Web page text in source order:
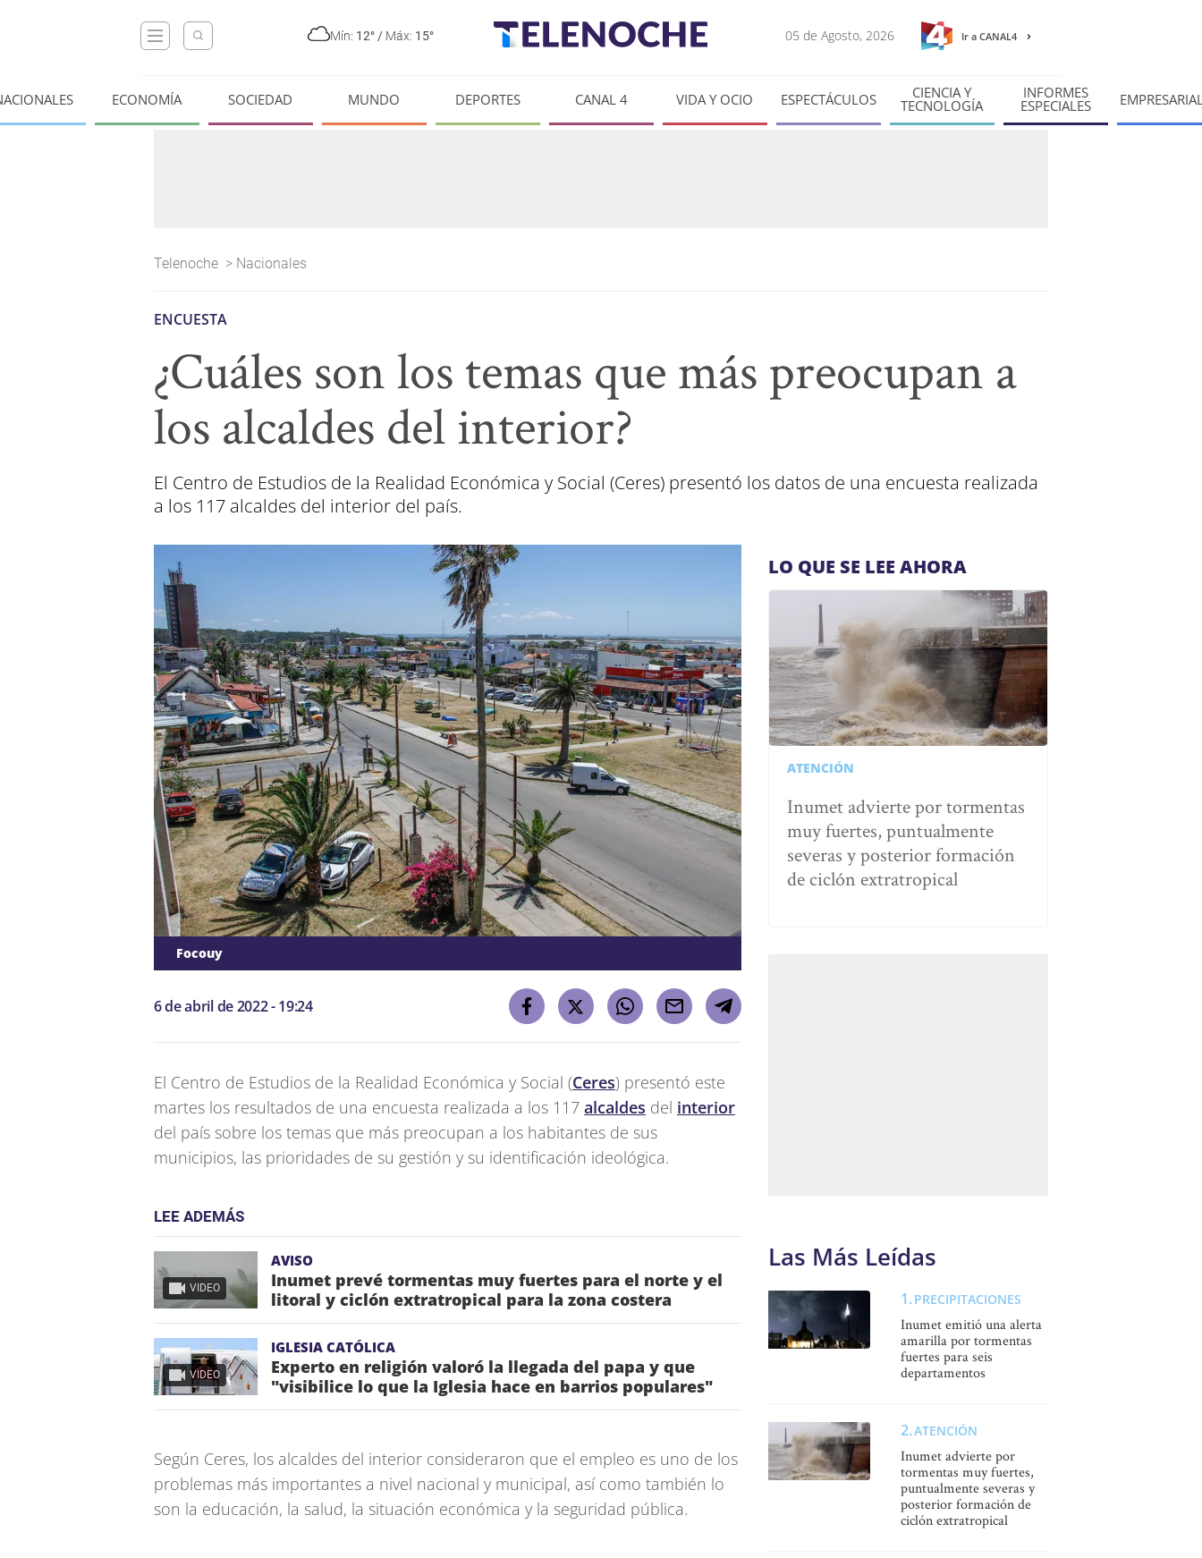
Mín: 12° / Máx: 15° 05 de Agosto, 2026 Ir a CANAL4
ECONOMÍA SOCIEDAD MUNDO DEPORTES CANAL 4 VIDA Y OCIO ESPECTÁCULOS CIENCIA Y
TECNOLOGÍA
INFORMES
ESPECIALES
Telenoche > Nacionales
ENCUESTA
¿Cuáles son los temas que más preocupan a
los alcaldes del interior?
El Centro de Estudios de la Realidad Económica y Social (Ceres) presentó los datos de una encuesta realizada
a los 117 alcaldes del interior del país.
Focouy
6 de abril de 2022 - 19:24
El Centro de Estudios de la Realidad Económica y Social (Ceres) presentó este
martes los resultados de una encuesta realizada a los 117 alcaldes del interior
del país sobre los temas que más preocupan a los habitantes de sus
municipios, las prioridades de su gestión y su identificación ideológica.
LEE ADEMÁS
VIDEO
AVISO
Inumet prevé tormentas muy fuertes para el norte y el
litoral y ciclón extratropical para la zona costera
VIDEO
IGLESIA CATÓLICA
Experto en religión valoró la llegada del papa y que
"visibilice lo que la Iglesia hace en barrios populares"
Según Ceres, los alcaldes del interior consideraron que el empleo es uno de los
problemas más importantes a nivel nacional y municipal, así como también lo
son la educación, la salud, la situación económica y la seguridad pública.
LO QUE SE LEE AHORA
ATENCIÓN
Inumet advierte por tormentas
muy fuertes, puntualmente
severas y posterior formación
de ciclón extratropical
Las Más Leídas
PRECIPITACIONES
Inumet emitió una alerta
amarilla por tormentas
fuertes para seis
departamentos
ATENCIÓN
Inumet advierte por
tormentas muy fuertes,
puntualmente severas y
posterior formación de
ciclón extratropical